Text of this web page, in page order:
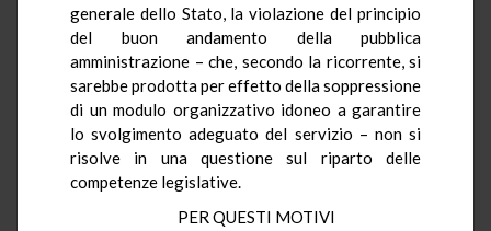
generale dello Stato, la violazione del principio
del buon andamento della pubblica
amministrazione – che, secondo la ricorrente, si
sarebbe prodotta per effetto della soppressione
di un modulo organizzativo idoneo a garantire
lo svolgimento adeguato del servizio – non si
risolve in una questione sul riparto delle
competenze legislative.
PER QUESTI MOTIVI